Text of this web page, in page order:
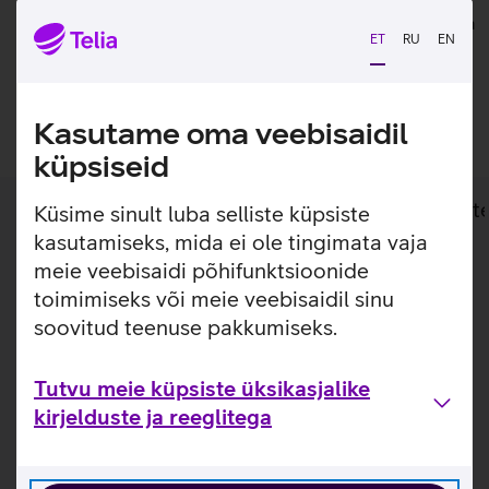
ET RU EN
Kasutame oma veebisaidil
küpsiseid
Küsime sinult luba selliste küpsiste
kasutamiseks, mida ei ole tingimata vaja
meie veebisaidi põhifunktsioonide
toimimiseks või meie veebisaidil sinu
soovitud teenuse pakkumiseks.
Tutvu meie küpsiste üksikasjalike
kirjelduste ja reeglitega
laadimine tagastada. Kuupakkumistele kehtib lisaks ka tasuta
saatmine.
Lisainfo Tehnilised andmed
Lisainfo
Samsung Galaxy Watch sportlik kellarihm on mugav ja
püsib kindlalt sinu randmel, tagades alati päevase
vastupidav ning aitab vältida higistamist. Rihm on loodud
sellisena, et ta võimaldaks mõõta täpselt terviseandmeid